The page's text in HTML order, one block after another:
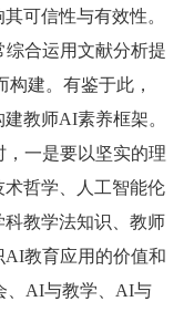
可信性与有效性。
合运用文献分析提
建。有鉴于此，
教师AI素养框架。
一是要以坚实的理
哲学、人工智能伦
教学法知识、教师
教育应用的价值和
、AI与教学、AI与